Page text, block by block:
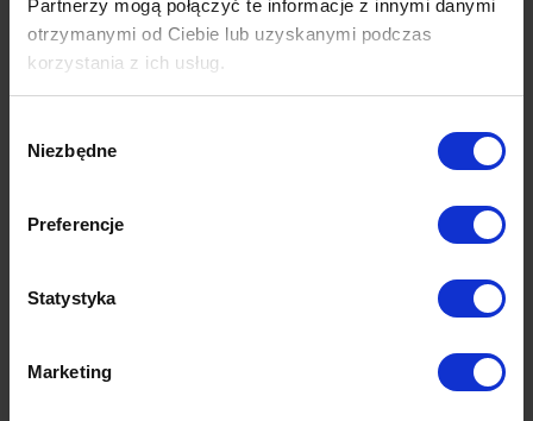
Partnerzy mogą połączyć te informacje z innymi danymi
otrzymanymi od Ciebie lub uzyskanymi podczas
korzystania z ich usług.
zgody
Niezbędne
Preferencje
Statystyka
Marketing
Dane techniczne
Model 3D